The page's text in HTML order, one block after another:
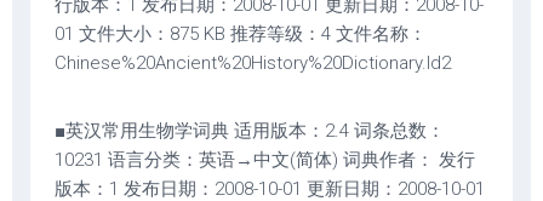
行版本：1 发布日期：2008-10-01 更新日期：2008-10-
01 文件大小：875 KB 推荐等级：4 文件名称：
Chinese%20Ancient%20History%20Dictionary.ld2
■英汉常用生物学词典 适用版本：2.4 词条总数：
10231 语言分类：英语→中文(简体) 词典作者： 发行
版本：1 发布日期：2008-10-01 更新日期：2008-10-01